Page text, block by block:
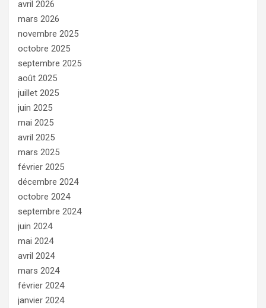
avril 2026
mars 2026
novembre 2025
octobre 2025
septembre 2025
août 2025
juillet 2025
juin 2025
mai 2025
avril 2025
mars 2025
février 2025
décembre 2024
octobre 2024
septembre 2024
juin 2024
mai 2024
avril 2024
mars 2024
février 2024
janvier 2024